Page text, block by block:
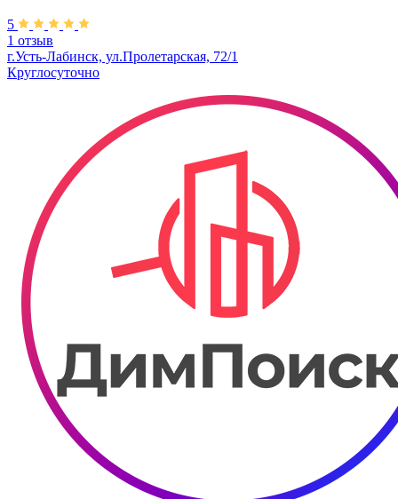
5
1 отзыв
г.Усть-Лабинск, ул.​​Пролетарская, 72/1
Круглосуточно